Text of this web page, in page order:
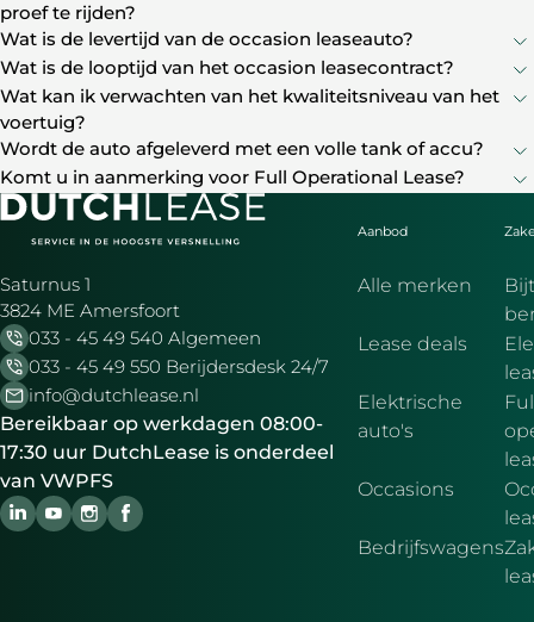
proef te rijden?
Wat is de levertijd van de occasion leaseauto?
Wat is de looptijd van het occasion leasecontract?
Wat kan ik verwachten van het kwaliteitsniveau van het
voertuig?
Wordt de auto afgeleverd met een volle tank of accu?
Komt u in aanmerking voor Full Operational Lease?
Saturnus 1
3824 ME Amersfoort
033 - 45 49 540 Algemeen
033 - 45 49 550 Berijdersdesk 24/7
info@dutchlease.nl
Bereikbaar op werkdagen 08:00-
17:30 uur DutchLease is onderdeel
van VWPFS
Aanbod
Alle merken
Lease deals
Elektrische
auto's
Occasions
Bedrijfswagens